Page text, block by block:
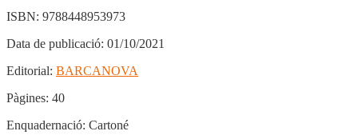
ISBN: 9788448953973
Data de publicació: 01/10/2021
Editorial: BARCANOVA
Pàgines: 40
Enquadernació: Cartoné